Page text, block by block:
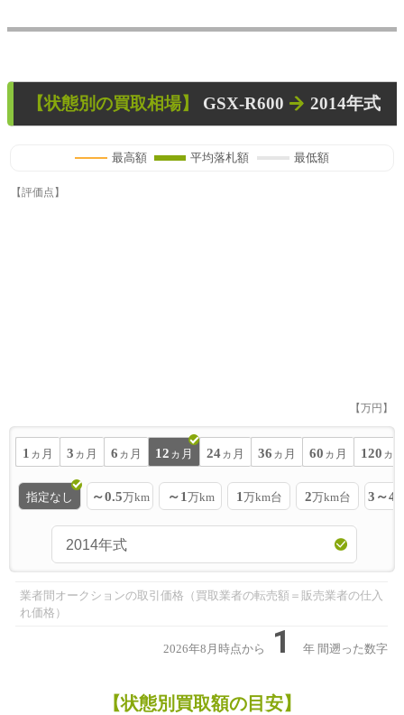
【状態別の買取相場】 GSX-R600 2014年式
最高額 平均落札額 最低額
【評価点】
【万円】
1 ヵ月 3 ヵ月 6 ヵ月 12 ヵ月 24 ヵ月 36 ヵ月 60 ヵ月 120 ヵ
指定なし ～0.5万km ～1 万km 1 万km台 2万km台 3～4
業者間オークションの取引価格（買取業者の転売額＝販売業者の仕入
れ価格）
2026年8月時点から 1 年 間遡った数字
【状態別買取額の目安】